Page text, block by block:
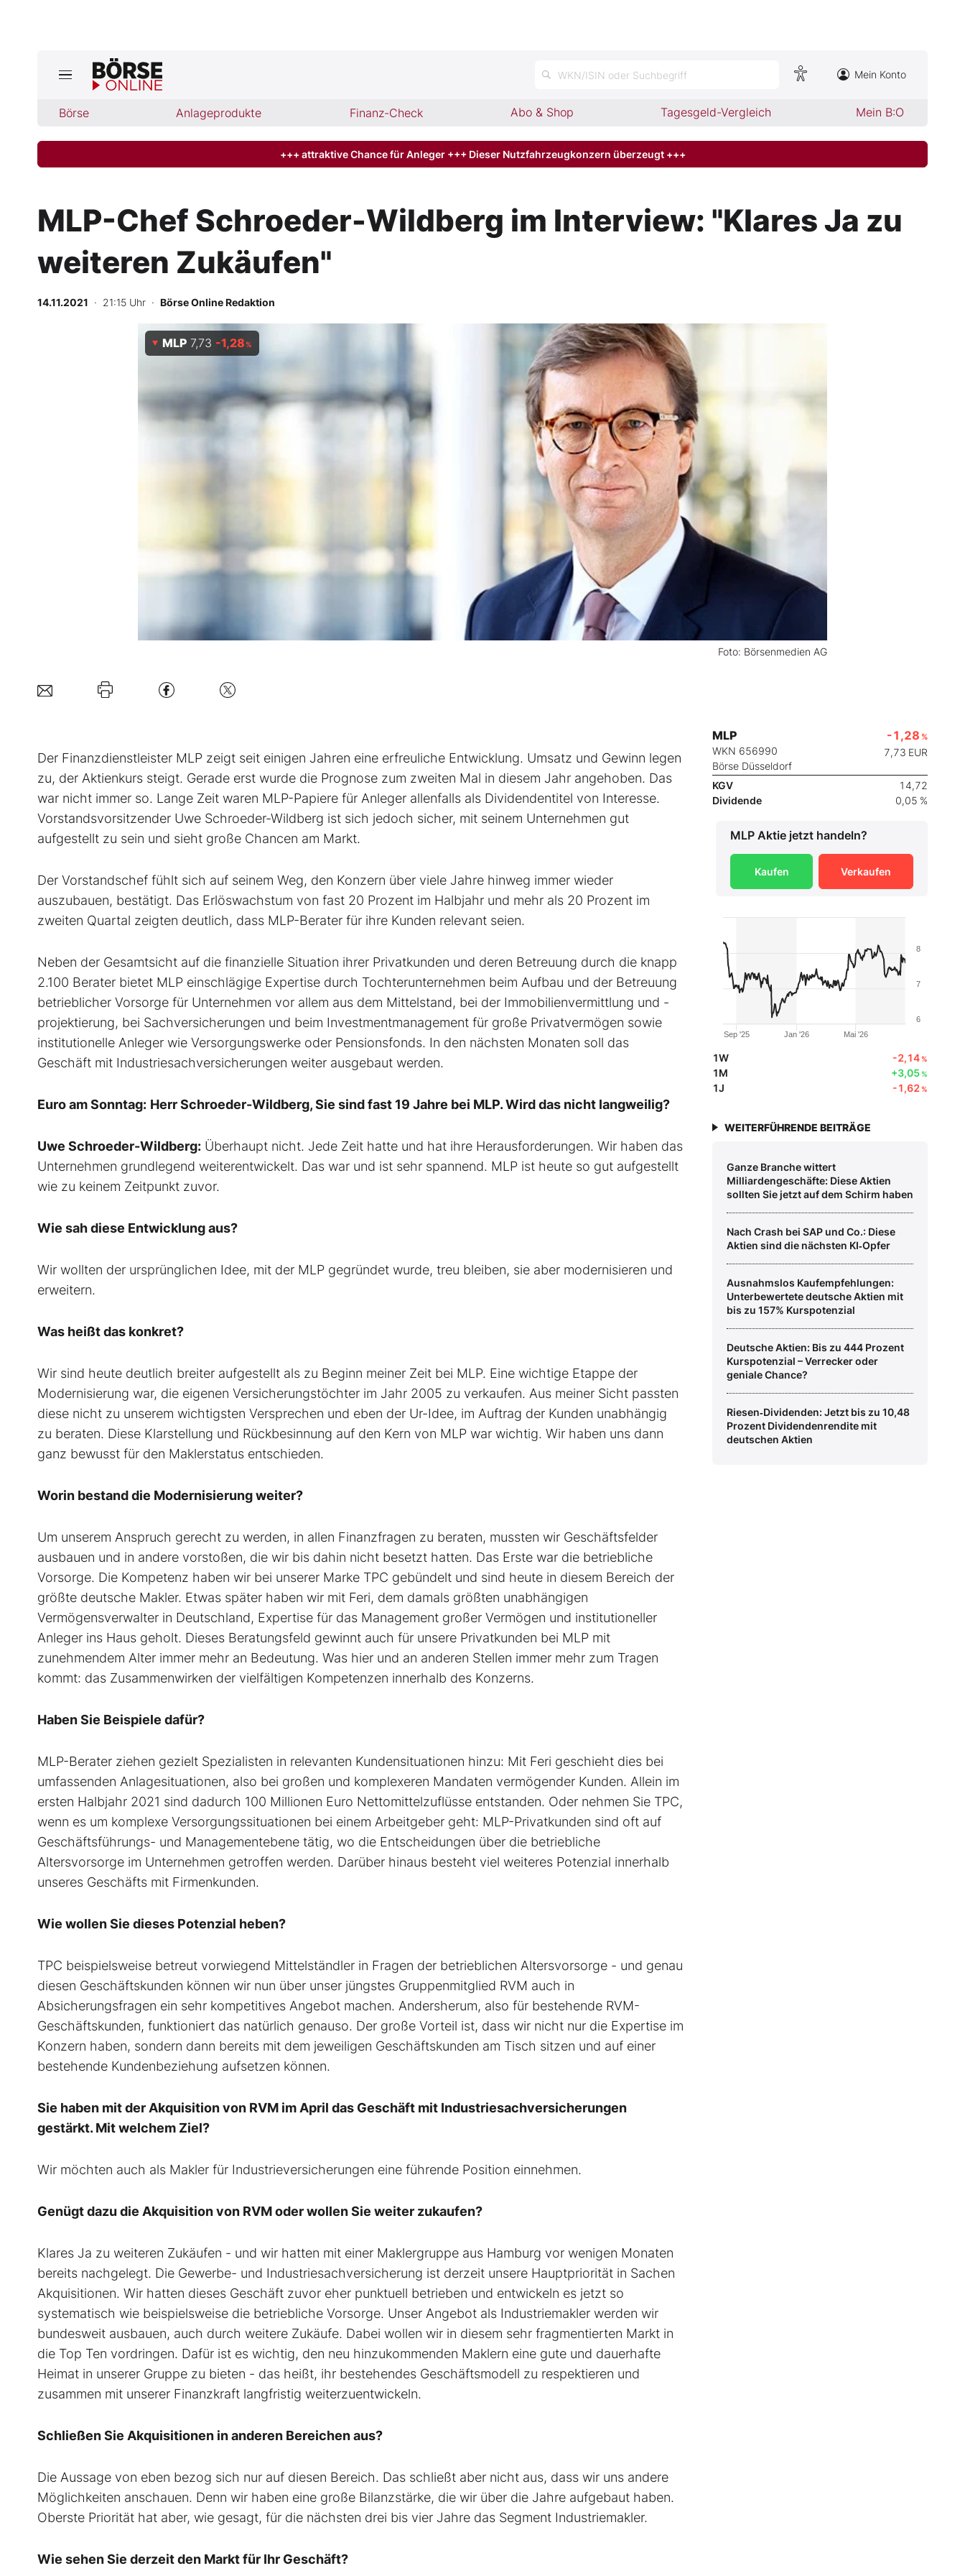
WKN/ISIN oder Suchbegriff Mein Konto
Börse Anlageprodukte Finanz-Check Abo & Shop Tagesgeld-Vergleich Mein B:O
Jetzt aktuelle Ausgabe BÖRSE ONLINE lesen
Finanz-Check
Abo & Shop
BO-Musterdepots
Experten
Mein Konto
+++ attraktive Chance für Anleger +++ Dieser Nutzfahrzeugkonzern überzeugt +++
MLP-Chef Schroeder-Wildberg im Interview: "Klares Ja zu
weiteren Zukäufen"
14.11.2021 · 21:15 Uhr · Börse Online Redaktion
Foto: Börsenmedien AG
MLP 7,73 -1,28 %
Der Finanzdienstleister MLP zeigt seit einigen Jahren eine erfreuliche Entwicklung. Umsatz und Gewinn legen
zu, der Aktienkurs steigt. Gerade erst wurde die Prognose zum zweiten Mal in diesem Jahr angehoben. Das
war nicht immer so. Lange Zeit waren MLP-Papiere für Anleger allenfalls als Dividendentitel von Interesse.
Vorstandsvorsitzender Uwe Schroeder-Wildberg ist sich jedoch sicher, mit seinem Unternehmen gut
aufgestellt zu sein und sieht große Chancen am Markt.
Der Vorstandschef fühlt sich auf seinem Weg, den Konzern über viele Jahre hinweg immer wieder
auszubauen, bestätigt. Das Erlöswachstum von fast 20 Prozent im Halbjahr und mehr als 20 Prozent im
zweiten Quartal zeigten deutlich, dass MLP-Berater für ihre Kunden relevant seien.
Neben der Gesamtsicht auf die finanzielle Situation ihrer Privatkunden und deren Betreuung durch die knapp
2.100 Berater bietet MLP einschlägige Expertise durch Tochterunternehmen beim Aufbau und der Betreuung
betrieblicher Vorsorge für Unternehmen vor allem aus dem Mittelstand, bei der Immobilienvermittlung und -
projektierung, bei Sachversicherungen und beim Investmentmanagement für große Privatvermögen sowie
institutionelle Anleger wie Versorgungswerke oder Pensionsfonds. In den nächsten Monaten soll das
Geschäft mit Industriesachversicherungen weiter ausgebaut werden.
Euro am Sonntag: Herr Schroeder-Wildberg, Sie sind fast 19 Jahre bei MLP. Wird das nicht langweilig?
Uwe Schroeder-Wildberg: Überhaupt nicht. Jede Zeit hatte und hat ihre Herausforderungen. Wir haben das
Unternehmen grundlegend weiterentwickelt. Das war und ist sehr spannend. MLP ist heute so gut aufgestellt
wie zu keinem Zeitpunkt zuvor.
Wie sah diese Entwicklung aus?
Wir wollten der ursprünglichen Idee, mit der MLP gegründet wurde, treu bleiben, sie aber modernisieren und
erweitern.
Was heißt das konkret?
Wir sind heute deutlich breiter aufgestellt als zu Beginn meiner Zeit bei MLP. Eine wichtige Etappe der
Modernisierung war, die eigenen Versicherungstöchter im Jahr 2005 zu verkaufen. Aus meiner Sicht passten
diese nicht zu unserem wichtigsten Versprechen und eben der Ur-Idee, im Auftrag der Kunden unabhängig
zu beraten. Diese Klarstellung und Rückbesinnung auf den Kern von MLP war wichtig. Wir haben uns dann
ganz bewusst für den Maklerstatus entschieden.
Worin bestand die Modernisierung weiter?
Um unserem Anspruch gerecht zu werden, in allen Finanzfragen zu beraten, mussten wir Geschäftsfelder
ausbauen und in andere vorstoßen, die wir bis dahin nicht besetzt hatten. Das Erste war die betriebliche
Vorsorge. Die Kompetenz haben wir bei unserer Marke TPC gebündelt und sind heute in diesem Bereich der
größte deutsche Makler. Etwas später haben wir mit Feri, dem damals größten unabhängigen
Vermögensverwalter in Deutschland, Expertise für das Management großer Vermögen und institutioneller
Anleger ins Haus geholt. Dieses Beratungsfeld gewinnt auch für unsere Privatkunden bei MLP mit
zunehmendem Alter immer mehr an Bedeutung. Was hier und an anderen Stellen immer mehr zum Tragen
kommt: das Zusammenwirken der vielfältigen Kompetenzen innerhalb des Konzerns.
Haben Sie Beispiele dafür?
MLP-Berater ziehen gezielt Spezialisten in relevanten Kundensituationen hinzu: Mit Feri geschieht dies bei
umfassenden Anlagesituationen, also bei großen und komplexeren Mandaten vermögender Kunden. Allein im
ersten Halbjahr 2021 sind dadurch 100 Millionen Euro Nettomittelzuflüsse entstanden. Oder nehmen Sie TPC,
wenn es um komplexe Versorgungssituationen bei einem Arbeitgeber geht: MLP-Privatkunden sind oft auf
Geschäftsführungs- und Managementebene tätig, wo die Entscheidungen über die betriebliche
Altersvorsorge im Unternehmen getroffen werden. Darüber hinaus besteht viel weiteres Potenzial innerhalb
unseres Geschäfts mit Firmenkunden.
Wie wollen Sie dieses Potenzial heben?
TPC beispielsweise betreut vorwiegend Mittelständler in Fragen der betrieblichen Altersvorsorge - und genau
diesen Geschäftskunden können wir nun über unser jüngstes Gruppenmitglied RVM auch in
Absicherungsfragen ein sehr kompetitives Angebot machen. Andersherum, also für bestehende RVM-
Geschäftskunden, funktioniert das natürlich genauso. Der große Vorteil ist, dass wir nicht nur die Expertise im
Konzern haben, sondern dann bereits mit dem jeweiligen Geschäftskunden am Tisch sitzen und auf einer
bestehende Kundenbeziehung aufsetzen können.
Sie haben mit der Akquisition von RVM im April das Geschäft mit Industriesachversicherungen
gestärkt. Mit welchem Ziel?
Wir möchten auch als Makler für Industrieversicherungen eine führende Position einnehmen.
Genügt dazu die Akquisition von RVM oder wollen Sie weiter zukaufen?
Klares Ja zu weiteren Zukäufen - und wir hatten mit einer Maklergruppe aus Hamburg vor wenigen Monaten
bereits nachgelegt. Die Gewerbe- und Industriesachversicherung ist derzeit unsere Hauptpriorität in Sachen
Akquisitionen. Wir hatten dieses Geschäft zuvor eher punktuell betrieben und entwickeln es jetzt so
systematisch wie beispielsweise die betriebliche Vorsorge. Unser Angebot als Industriemakler werden wir
bundesweit ausbauen, auch durch weitere Zukäufe. Dabei wollen wir in diesem sehr fragmentierten Markt in
die Top Ten vordringen. Dafür ist es wichtig, den neu hinzukommenden Maklern eine gute und dauerhafte
Heimat in unserer Gruppe zu bieten - das heißt, ihr bestehendes Geschäftsmodell zu respektieren und
zusammen mit unserer Finanzkraft langfristig weiterzuentwickeln.
Schließen Sie Akquisitionen in anderen Bereichen aus?
Die Aussage von eben bezog sich nur auf diesen Bereich. Das schließt aber nicht aus, dass wir uns andere
Möglichkeiten anschauen. Denn wir haben eine große Bilanzstärke, die wir über die Jahre aufgebaut haben.
Oberste Priorität hat aber, wie gesagt, für die nächsten drei bis vier Jahre das Segment Industriemakler.
Wie sehen Sie derzeit den Markt für Ihr Geschäft?
MLP
WKN 656990
Börse Düsseldorf
-1,28 %
7,73 EUR
KGV
14,72
Dividende
0,05 %
MLP Aktie jetzt handeln?
Kaufen Verkaufen
Jan '26
Sep '25 Mai '26
6
7
8
1W -2,14%
1M +3,05%
1J -1,62%
WEITERFÜHRENDE BEITRÄGE
Ganze Branche wittert
Milliardengeschäfte: Diese Aktien
sollten Sie jetzt auf dem Schirm haben
Nach Crash bei SAP und Co.: Diese
Aktien sind die nächsten KI‑Opfer
Ausnahmslos Kaufempfehlungen:
Unterbewertete deutsche Aktien mit
bis zu 157% Kurspotenzial
Deutsche Aktien: Bis zu 444 Prozent
Kurspotenzial – Verrecker oder
geniale Chance?
Riesen‑Dividenden: Jetzt bis zu 10,48
Prozent Dividendenrendite mit
deutschen Aktien